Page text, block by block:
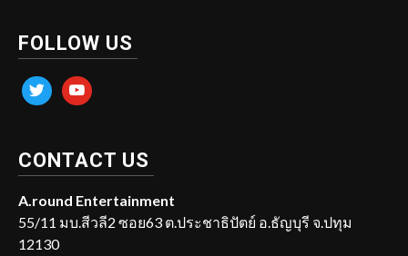
FOLLOW US
twitter youtube
CONTACT US
A.round Entertainment
55/11 มบ.สีวลี2 ซอย63 ต.ประชาธิปัตย์ อ.ธัญบุรี จ.ปทุม
12130